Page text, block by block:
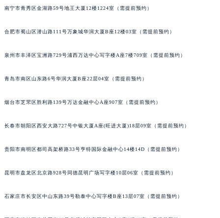
南宁市青秀区金湖路59号地王大厦12楼1224室（需提前预约）
合肥市蜀山区潜山路111号万象城华润大厦B座12楼03室（需提前预约）
泉州市丰泽区宝洲路729号浦西万达中心写字楼A座7楼709室（需提前预约）
青岛市南区山东路6号华润大厦B座22层04室（需提前预约）
烟台市芝罘区胜利路139号万达金融中心A座907室（需提前预约）
长春市朝阳区西安大路727号中银大厦A座(旺进大厦)18层09室（需提前预约）
贵阳市南明区都司高架桥路33号亨特国际金融中心14楼14D（需提前预约）
昆明市盘龙区北京路928号同德昆明广场写字楼10层06室（需提前预约）
石家庄市长安区中山东路39号勒泰中心写字楼B座13层07室（需提前预约）